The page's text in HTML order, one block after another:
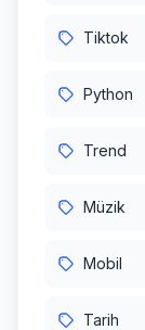
Tiktok
Python
Trend
Müzik
Mobil
Tarih